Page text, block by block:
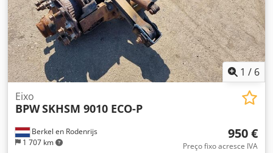
1 / 6
Berkel en Rodenrijs
1 707 km
Eixo
BPWSKHSM 9010 ECO-P
950 €
Preço fixo acresce IVA